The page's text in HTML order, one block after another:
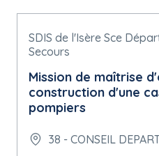
SDIS de l'Isère Sce
Secours
Mission de maîtrise
construction d'une
pompiers
38 - CONSEIL